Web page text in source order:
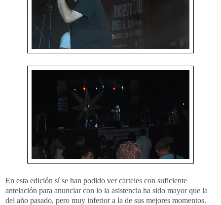
En esta edición sí se han podido ver carteles con suficiente
antelación para anunciar con lo la asistencia ha sido mayor que la
del año pasado, pero muy inferior a la de sus mejores momentos.